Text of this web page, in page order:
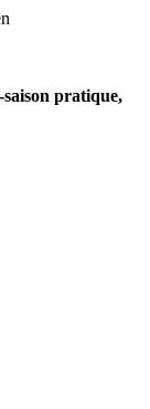
pratique,